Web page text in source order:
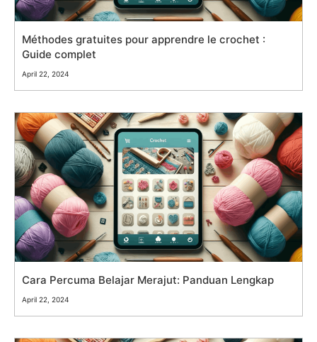
Méthodes gratuites pour apprendre le crochet :
Guide complet
April 22, 2024
Cara Percuma Belajar Merajut: Panduan Lengkap
April 22, 2024